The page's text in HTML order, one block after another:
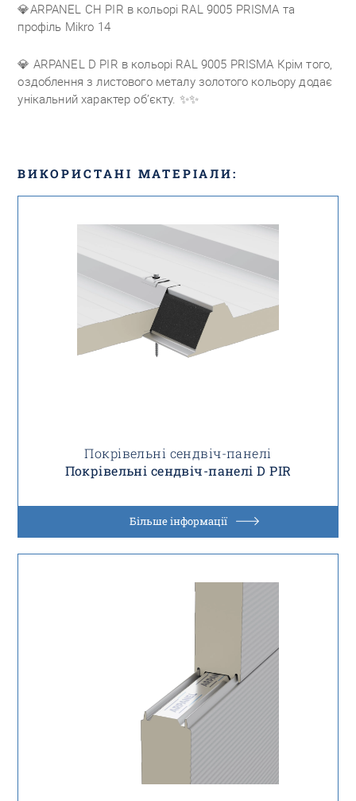
💎ARPANEL CH PIR в кольорі RAL 9005 PRISMA та
профіль Mikro 14
💎 ARPANEL D PIR в кольорі RAL 9005 PRISMA Крім того,
оздоблення з листового металу золотого кольору додає
унікальний характер об’єкту. ✨✨
ВИКОРИСТАНІ МАТЕРІАЛИ:
Покрівельні сендвіч-панелі
Покрівельні сендвіч-панелі D PIR
Більше інформації